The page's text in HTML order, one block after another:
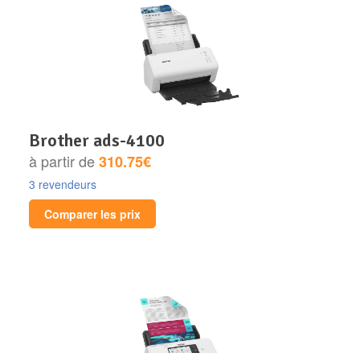
brother ads-4100
à partir de310.75€
3 revendeurs
Comparer les prix